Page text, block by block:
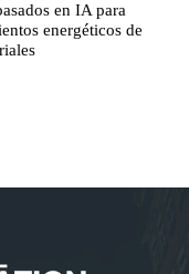
en IA para
energéticos de